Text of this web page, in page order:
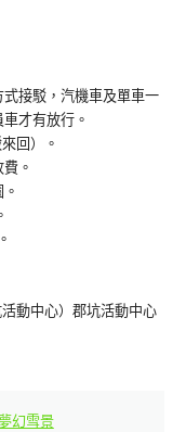
式接駁，汽機車及單車一
才有放行。
回）。
。
動中心）郡坑活動中心
幻雪景